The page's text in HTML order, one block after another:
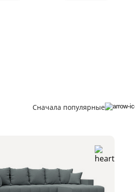
Сначала популярные